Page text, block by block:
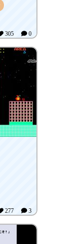
305 0
277 3